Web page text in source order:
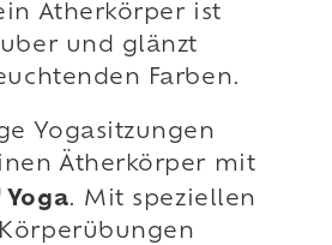
Ätherkörper ist
und glänzt
Farben.
Yogasitzungen
Ätherkörper mit
Yoga. Mit speziellen